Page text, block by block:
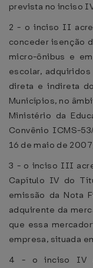
prevista no inciso
2 - o inciso II
conceder isenção
micro-ônibus e
escolar,
direta e indireta
Municípios, no
Ministério da
Convênio ICMS-
16 de maio de
3 - o inciso III
Capítulo IV do
emissão da Nota
adquirente da
que essa
empresa, situada
4 - o inciso IV